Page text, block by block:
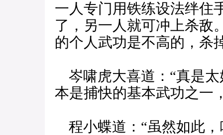
一人专门用铁练设法绊住
了，另一人就可冲上杀敌
的个人武功是不高的，杀
岑啸虎大喜道：“真是
本是捕快的基本武功之一
程小蝶道：“虽然如此